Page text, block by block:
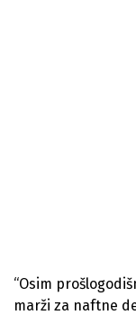
“Osim
marži za naftne